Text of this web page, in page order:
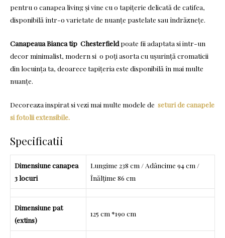
pentru o canapea living și vine cu o tapițerie delicată de catifea,
disponibilă într-o varietate de nuanțe pastelate sau îndrăznețe.
Canapeaua Bianca tip Chesterfield poate fii adaptata si intr-un
decor minimalist, modern si o poți asorta cu ușurință cromaticii
din locuința ta, deoarece tapițeria este disponibilă în mai multe
nuanțe.
Decoreaza inspirat si vezi mai multe modele de seturi de canapele
si fotolii extensibile.
Specificatii
Dimensiune canapea
3 locuri
Lungime 238 cm / Adâncime 94 cm /
Înălțime 86 cm
Dimensiune pat
(extins)
125 cm *190 cm